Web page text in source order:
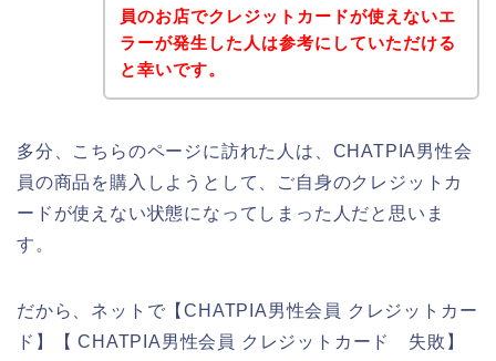
員のお店でクレジットカードが使えないエ
ラーが発生した人は参考にしていただける
と幸いです。
多分、こちらのページに訪れた人は、CHATPIA男性会
員の商品を購入しようとして、ご自身のクレジットカ
ードが使えない状態になってしまった人だと思いま
す。
だから、ネットで【CHATPIA男性会員 クレジットカー
ド】【 CHATPIA男性会員 クレジットカード 失敗】